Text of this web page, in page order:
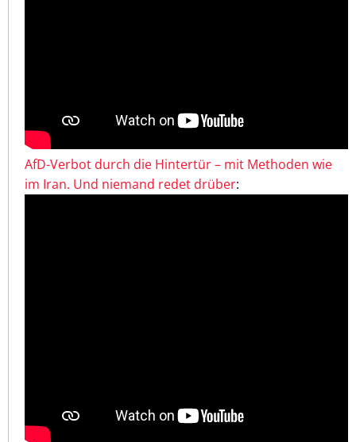
AfD-Verbot durch die Hintertür – mit Methoden wie
im Iran. Und niemand redet drüber: